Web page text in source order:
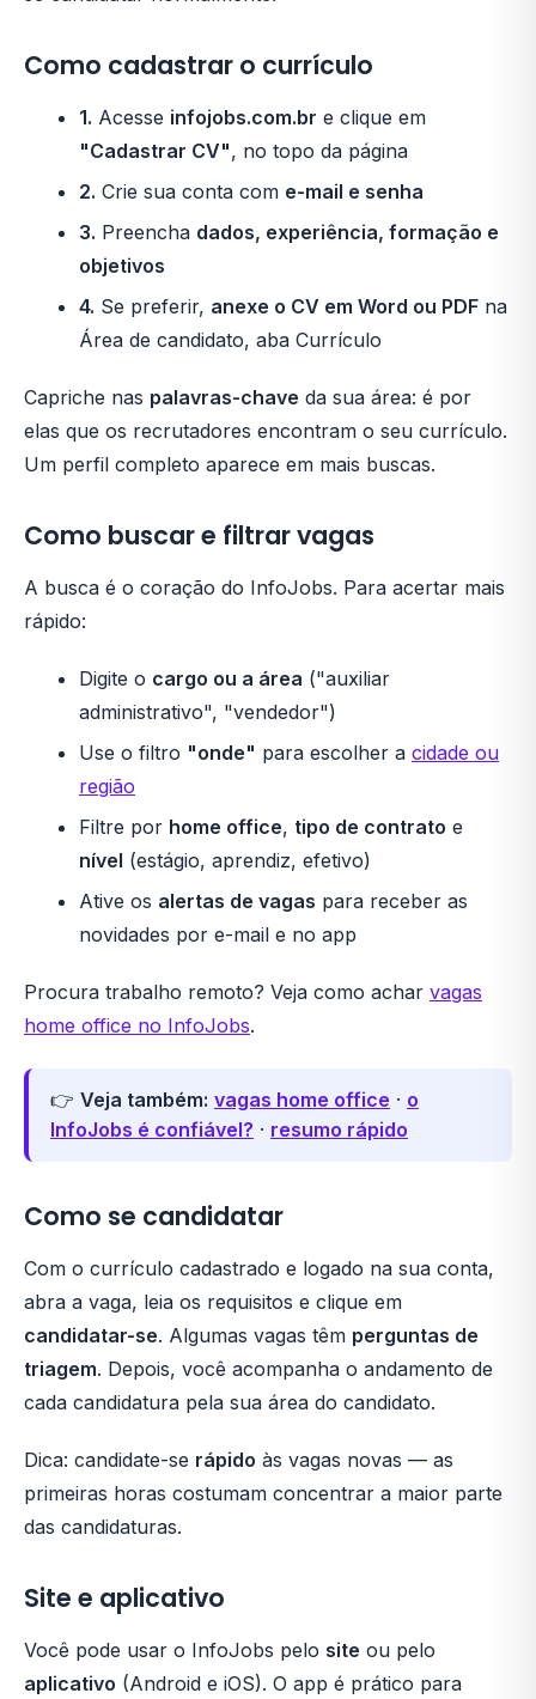
Como cadastrar o currículo
1. Acesse infojobs.com.br e clique em
"Cadastrar CV", no topo da página
2. Crie sua conta com e-mail e senha
3. Preencha dados, experiência, formação e
objetivos
4. Se preferir, anexe o CV em Word ou PDF na
Área de candidato, aba Currículo
Capriche nas palavras-chave da sua área: é por
elas que os recrutadores encontram o seu currículo.
Um perfil completo aparece em mais buscas.
Como buscar e filtrar vagas
A busca é o coração do InfoJobs. Para acertar mais
rápido:
Digite o cargo ou a área ("auxiliar
administrativo", "vendedor")
Use o filtro "onde" para escolher a cidade ou
região
Filtre por home office, tipo de contrato e
nível (estágio, aprendiz, efetivo)
Ative os alertas de vagas para receber as
novidades por e-mail e no app
Procura trabalho remoto? Veja como achar vagas
home office no InfoJobs.
👉 Veja também: vagas home office · o
InfoJobs é confiável? · resumo rápido
Como se candidatar
Com o currículo cadastrado e logado na sua conta,
abra a vaga, leia os requisitos e clique em
candidatar-se. Algumas vagas têm perguntas de
triagem. Depois, você acompanha o andamento de
cada candidatura pela sua área do candidato.
Dica: candidate-se rápido às vagas novas — as
primeiras horas costumam concentrar a maior parte
das candidaturas.
Site e aplicativo
Você pode usar o InfoJobs pelo site ou pelo
aplicativo (Android e iOS). O app é prático para